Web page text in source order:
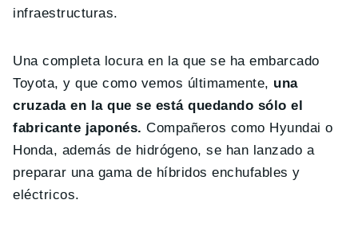
infraestructuras.
Una completa locura en la que se ha embarcado
Toyota, y que como vemos últimamente, una
cruzada en la que se está quedando sólo el
fabricante japonés. Compañeros como Hyundai o
Honda, además de hidrógeno, se han lanzado a
preparar una gama de híbridos enchufables y
eléctricos.